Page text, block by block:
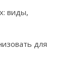
виды,
для